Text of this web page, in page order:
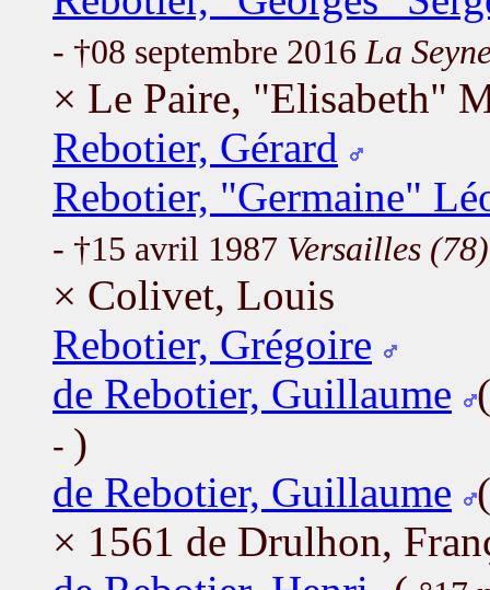
- †08 septembre 2016 La
× Le Paire, "Elisabeth"
Rebotier, Gérard
Rebotier, "Germaine"
- †15 avril 1987 Versailles (78)
× Colivet, Louis
Rebotier, Grégoire
de Rebotier, Guillaume
- )
de Rebotier, Guillaume
× 1561 de Drulhon,